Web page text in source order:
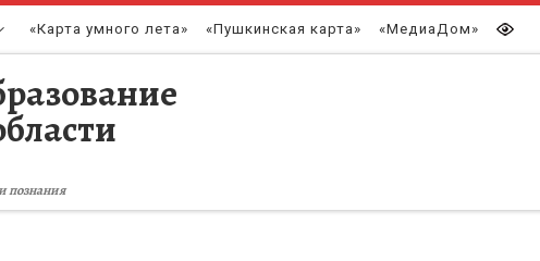
«Карта умного лета» «Пушкинская карта» «МедиаДом»
познания